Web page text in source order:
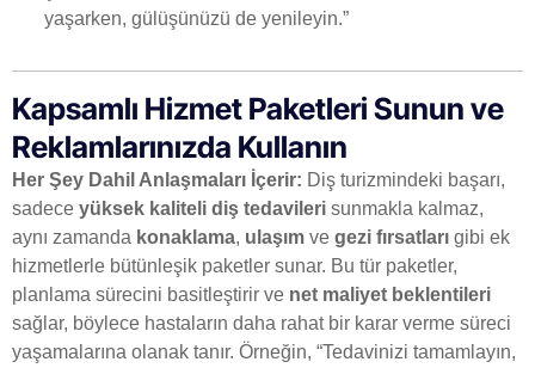
yaşarken, gülüşünüzü de yenileyin.”
Kapsamlı Hizmet Paketleri Sunun ve
Reklamlarınızda Kullanın
Her Şey Dahil Anlaşmaları İçerir: Diş turizmindeki başarı,
sadece yüksek kaliteli diş tedavileri sunmakla kalmaz,
aynı zamanda konaklama, ulaşım ve gezi fırsatları gibi ek
hizmetlerle bütünleşik paketler sunar. Bu tür paketler,
planlama sürecini basitleştirir ve net maliyet beklentileri
sağlar, böylece hastaların daha rahat bir karar verme süreci
yaşamalarına olanak tanır. Örneğin, “Tedavinizi tamamlayın,